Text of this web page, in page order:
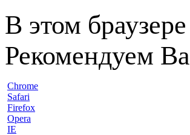
В этом
Рекомендуем
Chrome
Safari
Firefox
Opera
IE